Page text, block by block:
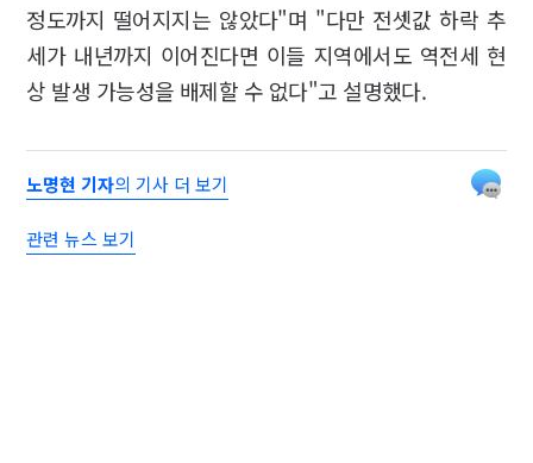
정도까지 떨어지지는 않았다"며 "다만 전셋값 하락 추
세가 내년까지 이어진다면 이들 지역에서도 역전세 현
상 발생 가능성을 배제할 수 없다"고 설명했다.
노명현 기자의 기사 더 보기
관련 뉴스 보기